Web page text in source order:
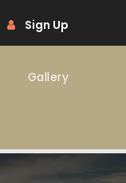
Sign Up
Gallery